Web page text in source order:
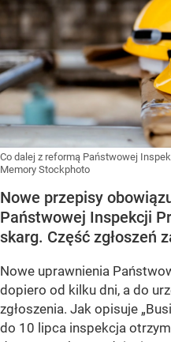
Co dalej z reformą Państwowej
Memory Stockphoto
Nowe przepisy
Państwowej Inspekcji
skarg. Część zgłoszeń
Nowe uprawnienia
dopiero od kilku dni, a do
zgłoszenia. Jak opisuje
do 10 lipca inspekcja